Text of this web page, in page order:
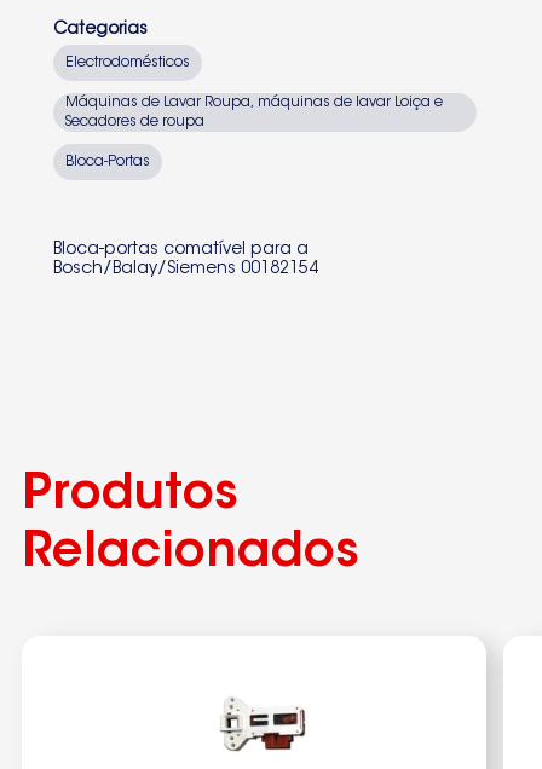
Categorias
Electrodomésticos
Máquinas de Lavar Roupa, máquinas de lavar Loiça e
Secadores de roupa
Bloca-Portas
Bloca-portas comatível para a
Bosch/Balay/Siemens 00182154
Produtos
Relacionados